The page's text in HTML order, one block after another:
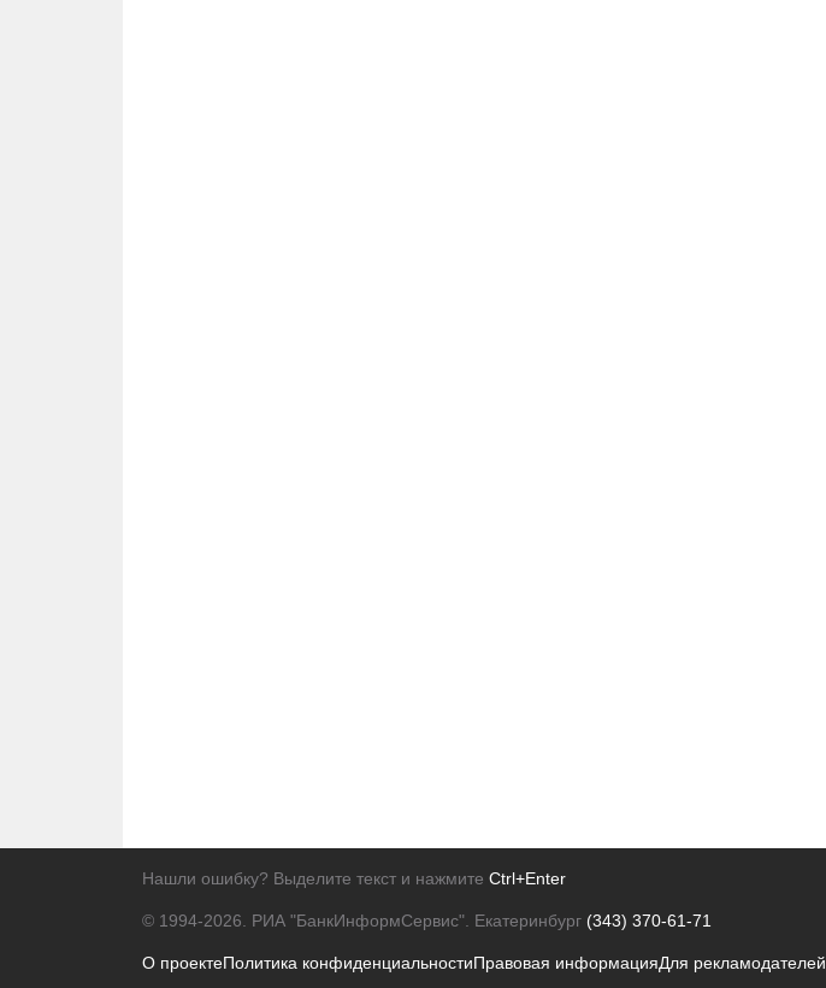
Нашли ошибку? Выделите текст и нажмите Ctrl+Enter
© 1994-2026. РИА "БанкИнформСервис". Екатеринбург (343) 370-61-71
О проектеПолитика конфиденциальностиПравовая информацияДля рекламодателей